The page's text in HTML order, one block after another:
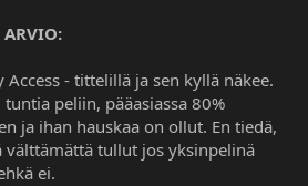
ARVIO:
Access - tittelillä ja sen kyllä näkee.
peliin, pääasiassa 80%
ja ihan hauskaa on ollut. En tiedä,
tullut jos yksinpelinä
ei.